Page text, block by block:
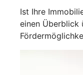
Ist Ihre
einen Überblick